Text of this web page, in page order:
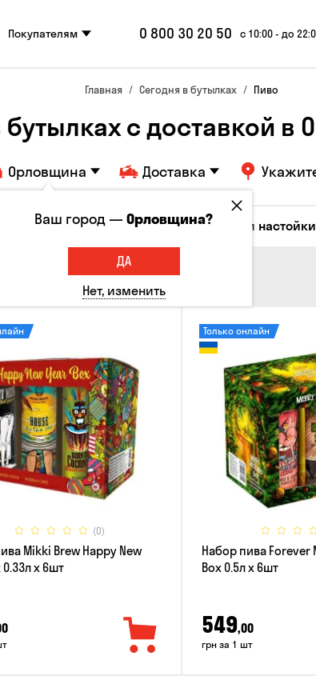
Покупателям 0 800 30 20 50 с 10:00 - до
Главная Сегодня в бутылках Пиво
бутылках с доставкой в
Орловщина Доставка
Коктейли Водка Соджу Ликеры и настойки
(0)
Mikki Brew Happy New
0.33л x 6шт
Только онлайн
Набор пива Forever
Box 0.5л x 6шт
549,00
грн за 1 шт
Ваш город —Орловщина?
ДА
Нет, изменить